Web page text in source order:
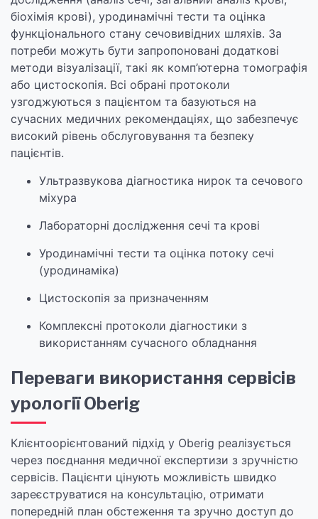
біохімія крові), уродинамічні тести та оцінка
функціонального стану сечовивідних шляхів. За
потреби можуть бути запропоновані додаткові
методи візуалізації, такі як комп’ютерна томографія
або цистоскопія. Всі обрані протоколи
узгоджуються з пацієнтом та базуються на
сучасних медичних рекомендаціях, що забезпечує
високий рівень обслуговування та безпеку
пацієнтів.
Ультразвукова діагностика нирок та сечового
міхура
Лабораторні дослідження сечі та крові
Уродинамічні тести та оцінка потоку сечі
(уродинаміка)
Цистоскопія за призначенням
Комплексні протоколи діагностики з
використанням сучасного обладнання
Переваги використання сервісів
урології Oberig
Клієнтоорієнтований підхід у Oberig реалізується
через поєднання медичної експертизи з зручністю
сервісів. Пацієнти цінують можливість швидко
зареєструватися на консультацію, отримати
попередній план обстеження та зручно доступ до